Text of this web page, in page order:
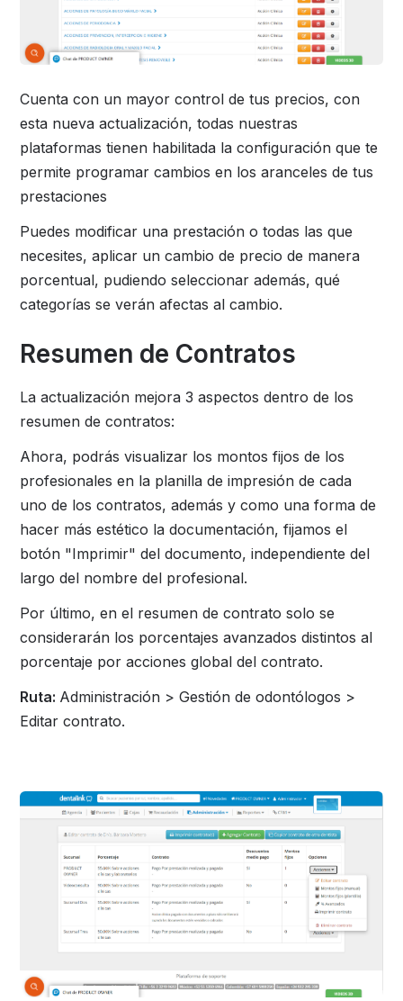
Cuenta con un mayor control de tus precios, con
esta nueva actualización, todas nuestras
plataformas tienen habilitada la configuración que te
permite programar cambios en los aranceles de tus
prestaciones
Puedes modificar una prestación o todas las que
necesites, aplicar un cambio de precio de manera
porcentual, pudiendo seleccionar además, qué
categorías se verán afectas al cambio.
Resumen de Contratos
La actualización mejora 3 aspectos dentro de los
resumen de contratos:
Ahora, podrás visualizar los montos fijos de los
profesionales en la planilla de impresión de cada
uno de los contratos, además y como una forma de
hacer más estético la documentación, fijamos el
botón "Imprimir" del documento, independiente del
largo del nombre del profesional.
Por último, en el resumen de contrato solo se
considerarán los porcentajes avanzados distintos al
porcentaje por acciones global del contrato.
Ruta: Administración > Gestión de odontólogos >
Editar contrato.